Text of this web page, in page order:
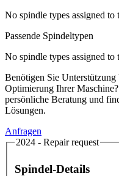
No spindle types assigned to
Passende Spindeltypen
No spindle types assigned to
Benötigen Sie
Optimierung Ihrer
persönliche Beratung und
Lösungen.
Anfragen
2024 - Repair request
Spindel-Details